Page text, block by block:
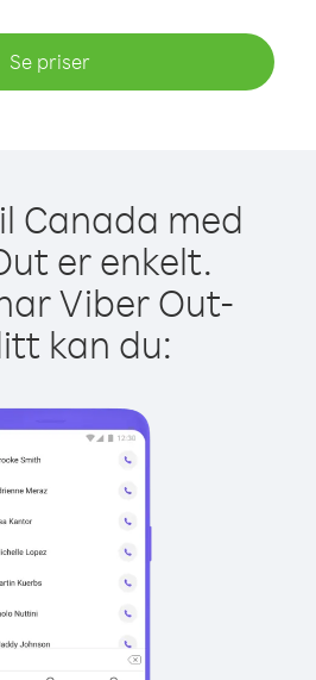
Se priser
Canada med
er enkelt.
Viber Out-
kan du: